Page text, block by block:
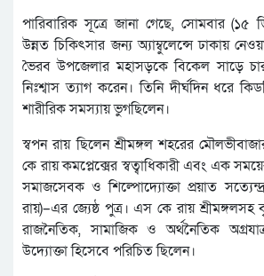
পারিবারিক সূত্রে জানা গেছে, সোমবার (১৫
উন্নত চিকিৎসার জন্য অ্যাম্বুলেন্সে ঢাকায়
ভৈরব উপজেলার মহাসড়কে বিকেল সাড়ে
নিঃশ্বাস ত্যাগ করেন। তিনি দীর্ঘদিন ধরে
শারীরিক সমস্যায় ভুগছিলেন।
স্বপন রায় ছিলেন শ্রীমঙ্গল শহরের
কে রায় কমপ্লেক্সের স্বত্বাধিকারী এবং এক
সমাজসেবক ও শিল্পোদ্যোক্তা প্রয়াত
রায়)–এর জ্যেষ্ঠ পুত্র। এস কে রায় শ্রীমঙ্গলসহ
রাজনৈতিক, সামাজিক ও অর্থনৈতিক
উদ্যোক্তা হিসেবে পরিচিত ছিলেন।